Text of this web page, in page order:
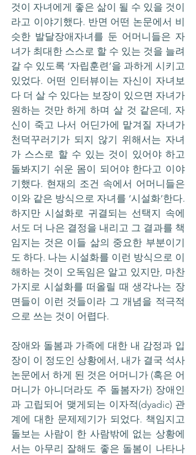
것이 자녀에게 좋은 삶이 될 수 있을 것이
라고 이야기했다. 반면 어떤 논문에서 비
슷한 발달장애자녀를 둔 어머니들은 자
녀가 최대한 스스로 할 수 있는 것을 늘려
갈 수 있도록 ‘자립훈련’을 과하게 시키고
있었다. 어떤 인터뷰이는 자신이 자녀보
다 더 살 수 있다는 보장이 있으면 자녀가
원하는 것만 하게 하며 살 것 같은데, 자
신이 죽고 나서 어딘가에 맡겨질 자녀가
천덕꾸러기가 되지 않기 위해서는 자녀
가 스스로 할 수 있는 것이 있어야 하고
돌봐지기 쉬운 몸이 되어야 한다고 이야
기했다. 현재의 조건 속에서 어머니들은
이와 같은 방식으로 자녀를 ‘시설화’한다.
하지만 시설화로 귀결되는 선택지 속에
서도 더 나은 결정을 내리고 그 결과를 책
임지는 것은 이들 삶의 중요한 부분이기
도 하다. 나는 시설화를 이런 방식으로 이
해하는 것이 오독임은 알고 있지만, 마찬
가지로 시설화를 떠올릴 때 생각나는 장
면들이 이런 것들이라 그 개념을 적극적
으로 쓰는 것이 어렵다.
장애와 돌봄과 가족에 대한 내 감정과 입
장이 이 정도인 상황에서, 내가 결국 석사
논문에서 하게 된 것은 어머니가 (혹은 어
머니가 아니더라도 주 돌봄자가) 장애인
과 고립되어 맺게되는 이자적(dyadic) 관
계에 대한 문제제기가 되었다. 책임지고
돌보는 사람이 한 사람밖에 없는 상황에
서는 아무리 잘해도 좋은 돌봄이 나타나